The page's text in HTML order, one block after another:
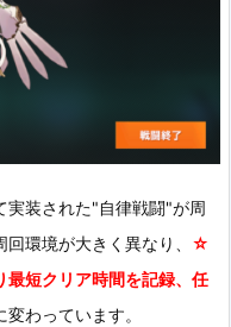
実装された"自律戦闘"が周
環境が大きく異なり、 ☆
最短クリア時間を記録、任
変わっています。